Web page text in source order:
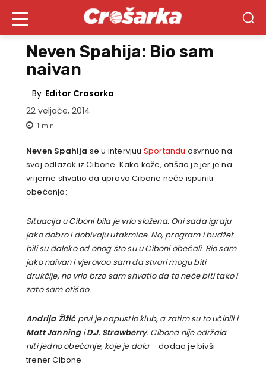
Neven Spahija: Bio sam
naivan
By Editor Crosarka
22 veljače, 2014
1 min.
Neven Spahija se u intervjuu Sportandu osvrnuo na
svoj odlazak iz Cibone. Kako kaže, otišao je jer je na
vrijeme shvatio da uprava Cibone neće ispuniti
obećanja:
Situacija u Ciboni bila je vrlo složena. Oni sada igraju
jako dobro i dobivaju utakmice. No, program i budžet
bili su daleko od onog što su u Ciboni obećali. Bio sam
jako naivan i vjerovao sam da stvari mogu biti
drukčije, no vrlo brzo sam shvatio da to neće biti tako i
zato sam otišao.
Andrija Žižićprvi je napustio klub, a zatim su to učinili i
Matt JanningiD.J. Strawberry. Cibona nije održala
niti jedno obećanje, koje je dala– dodao je bivši
trener Cibone.